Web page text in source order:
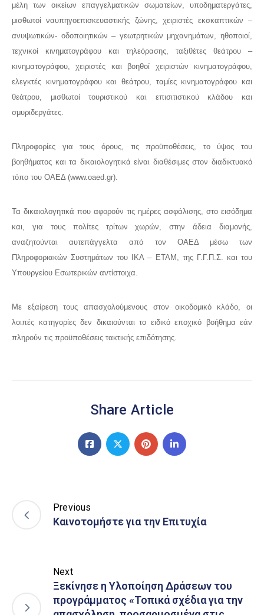
μέλη των οικείων επαγγελματικών σωματείων, υποδηματεργάτες,
μισθωτοί ναυπηγοεπισκευαστικής ζώνης, χειριστές εκσκαπτικών –
ανυψωτικών- οδοποιητικών – γεωτρητικών μηχανημάτων, ηθοποιοί,
τεχνικοί κινηματογράφου και τηλεόρασης, ταξιθέτες θεάτρου –
κινηματογράφου, χειριστές και βοηθοί χειριστών κινηματογράφου,
ελεγκτές κινηματογράφου και θεάτρου, ταμίες κινηματογράφου και
θεάτρου, μισθωτοί τουριστικού και επισιτιστικού κλάδου και
σμυριδεργάτες.
Πληροφορίες για τους όρους, τις προϋποθέσεις, το ύψος του
βοηθήματος και τα δικαιολογητικά είναι διαθέσιμες στον διαδικτυακό
τόπο του ΟΑΕΔ (www.oaed.gr).
Τα δικαιολογητικά που αφορούν τις ημέρες ασφάλισης, στο εισόδημα
και, για τους πολίτες τρίτων χωρών, στην άδεια διαμονής,
αναζητούνται αυτεπάγγελτα από τον ΟΑΕΔ μέσω των
Πληροφοριακών Συστημάτων του ΙΚΑ – ΕΤΑΜ, της Γ.Γ.Π.Σ. και του
Υπουργείου Εσωτερικών αντίστοιχα.
Με εξαίρεση τους απασχολούμενους στον οικοδομικό κλάδο, οι
λοιπές κατηγορίες δεν δικαιούνται το ειδικό εποχικό βοήθημα εάν
πληρούν τις προϋποθέσεις τακτικής επιδότησης.
Share Article
Previous
Καινοτομήστε για την Επιτυχία
Next
Ξεκίνησε η Υλοποίηση Δράσεων του
προγράμματος «Τοπικά σχέδια για την